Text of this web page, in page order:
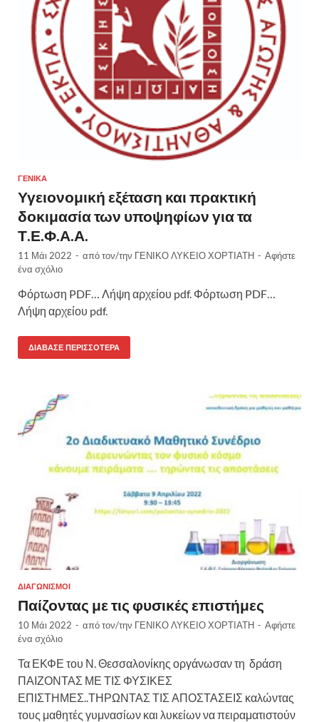
ΓΕΝΙΚΆ
Υγειονομική εξέταση και πρακτική
δοκιμασία των υποψηφίων για τα
Τ.Ε.Φ.Α.Α.
11 Μάι 2022 - από τον/την ΓΕΝΙΚΟ ΛΥΚΕΙΟ ΧΟΡΤΙΑΤΗ - Αφήστε
ένα σχόλιο
Φόρτωση PDF… Λήψη αρχείου pdf. Φόρτωση PDF…
Λήψη αρχείου pdf.
ΔΙΆΒΑΣΕ ΠΕΡΙΣΣΌΤΕΡΑ
ΔΙΑΓΩΝΙΣΜΟΊ
Παίζοντας με τις φυσικές επιστήμες
10 Μάι 2022 - από τον/την ΓΕΝΙΚΟ ΛΥΚΕΙΟ ΧΟΡΤΙΑΤΗ - Αφήστε
ένα σχόλιο
Τα ΕΚΦΕ του Ν. Θεσσαλονίκης οργάνωσαν τη δράση
ΠΑΙΖΟΝΤΑΣ ΜΕ ΤΙΣ ΦΥΣΙΚΕΣ
ΕΠΙΣΤΗΜΕΣ..ΤΗΡΩΝΤΑΣ ΤΙΣ ΑΠΟΣΤΑΣΕΙΣ καλώντας
τους μαθητές γυμνασίων και λυκείων να πειραματιστούν